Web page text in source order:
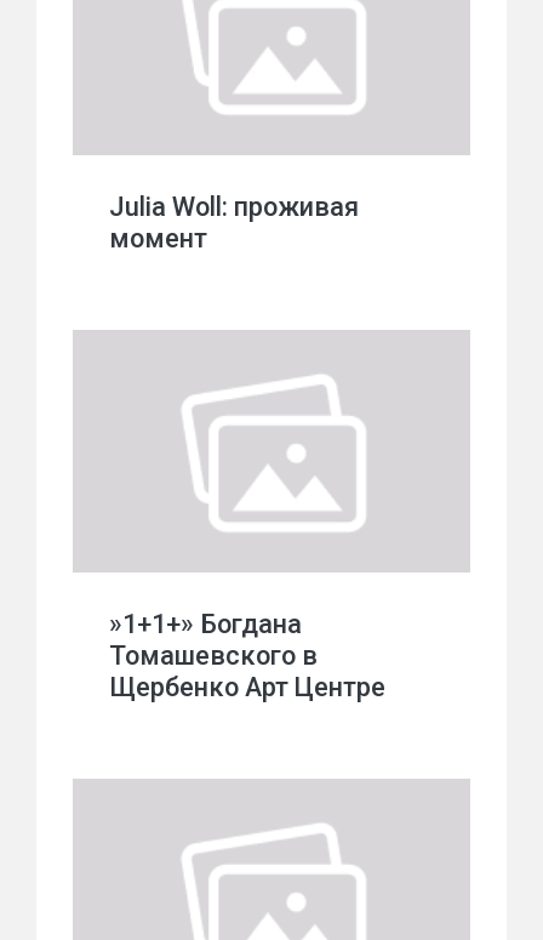
Julia Woll: проживая
момент
»1+1+» Богдана
Томашевского в
Щербенко Арт Центре